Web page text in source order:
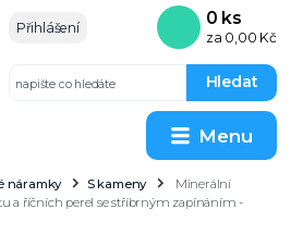
Menu
Přihlášení
Hledat
0 ks
za 0,00 Kč
náramky S kameny
Minerální
a říčních perel se stříbrným zapínáním -